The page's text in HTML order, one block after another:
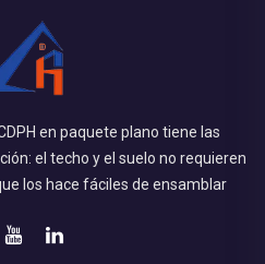
en paquete plano tiene las
el techo y el suelo no requieren
los hace fáciles de ensamblar